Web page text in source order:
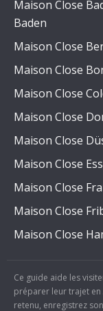
Maison Close
Baden
Maison Close
Maison Close
Maison Close
Maison Close
Maison Close
Maison Close
Maison Close
Maison Close
Maison Close
Ce guide aide les
préparer leur trajet en
retenu, enregistrez